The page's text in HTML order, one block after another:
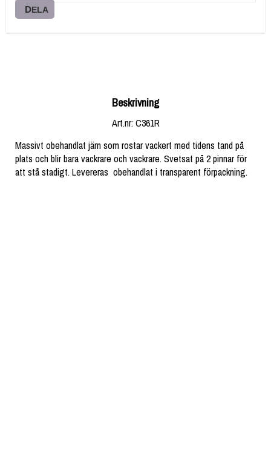
DELA
Beskrivning
Art.nr: C361R
Massivt obehandlat järn som rostar vackert med tidens tand på
plats och blir bara vackrare och vackrare. Svetsat på 2 pinnar för
att stå stadigt. Levereras  obehandlat i transparent förpackning.